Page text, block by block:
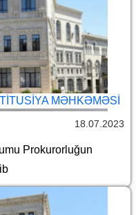
MƏHKƏMƏSI
18.07.2023
Prokurorluğun